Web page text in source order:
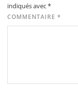
indiqués avec*
COMMENTAIRE *